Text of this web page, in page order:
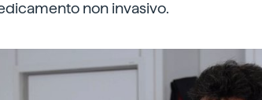
non invasivo.